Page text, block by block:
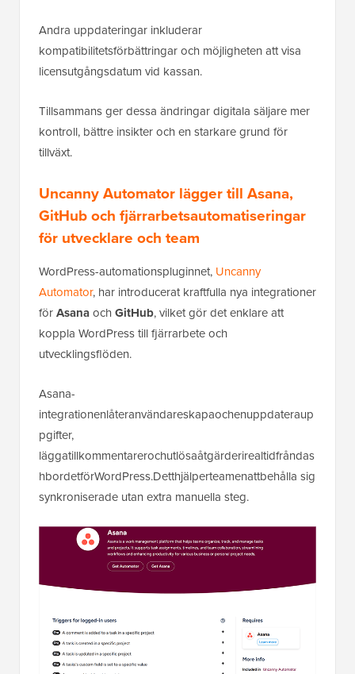
Andra uppdateringar inkluderar
kompatibilitetsförbättringar och möjligheten att visa
licensutgångsdatum vid kassan.
Tillsammans ger dessa ändringar digitala säljare mer
kontroll, bättre insikter och en starkare grund för
tillväxt.
Uncanny Automator lägger till Asana,
GitHub och fjärrarbetsautomatiseringar
för utvecklare och team
WordPress-automationspluginnet, Uncanny
Automator, har introducerat kraftfulla nya integrationer
förAsanaochGitHub, vilket gör det enklare att
koppla WordPress till fjärrarbete och
utvecklingsflöden.
Asana-
integrationenlåteranvändareskapaochenuppdateraup
pgifter,
läggatillkommentarerochutlösaåtgärderirealtidfråndas
hbordetförWordPress.Detthjälperteamenattbehålla sig
synkroniserade utan extra manuella steg.